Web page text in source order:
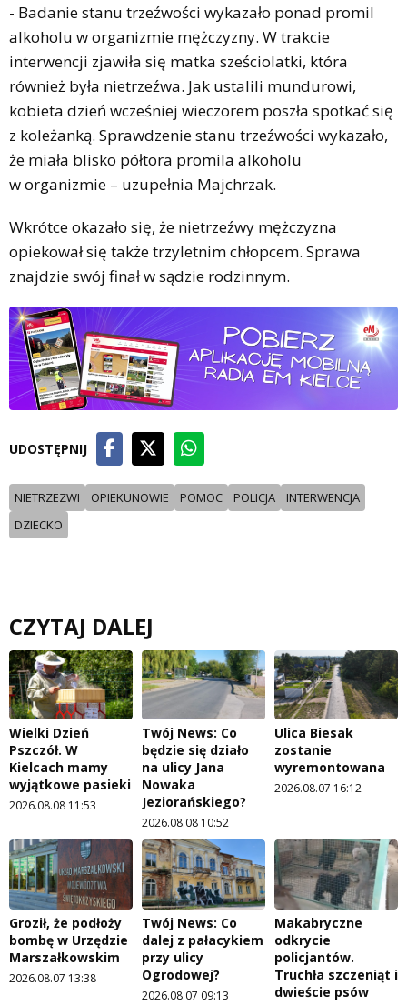
- Badanie stanu trzeźwości wykazało ponad promil
alkoholu w organizmie mężczyzny. W trakcie
interwencji zjawiła się matka sześciolatki, która
również była nietrzeźwa. Jak ustalili mundurowi,
kobieta dzień wcześniej wieczorem poszła spotkać się
z koleżanką. Sprawdzenie stanu trzeźwości wykazało,
że miała blisko półtora promila alkoholu
w organizmie – uzupełnia Majchrzak.
Wkrótce okazało się, że nietrzeźwy mężczyzna
opiekował się także trzyletnim chłopcem. Sprawa
znajdzie swój finał w sądzie rodzinnym.
UDOSTĘPNIJ
NIETRZEZWI OPIEKUNOWIE POMOC POLICJA
INTERWENCJA
DZIECKO
CZYTAJ DALEJ
Wielki Dzień
Pszczół. W
Kielcach mamy
wyjątkowe pasieki
2026.08.08 11:53
Twój News: Co
będzie się działo
na ulicy Jana
Nowaka
Jeziorańskiego?
2026.08.08 10:52
Ulica Biesak
zostanie
wyremontowana
2026.08.07 16:12
Groził, że podłoży
bombę w Urzędzie
Marszałkowskim
2026.08.07 13:38
Twój News: Co
dalej z pałacykiem
przy ulicy
Ogrodowej?
2026.08.07 09:13
Makabryczne
odkrycie
policjantów.
Truchła szczeniąt i
dwieście psów